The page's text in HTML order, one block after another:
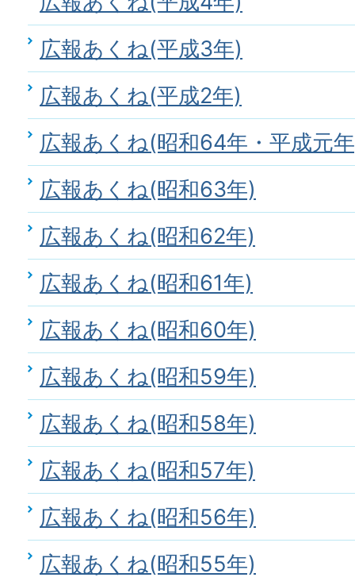
広報あくね(平成3年)
広報あくね(平成2年)
広報あくね(昭和64年・平成元
広報あくね(昭和63年)
広報あくね(昭和62年)
広報あくね(昭和61年)
広報あくね(昭和60年)
広報あくね(昭和59年)
広報あくね(昭和58年)
広報あくね(昭和57年)
広報あくね(昭和56年)
広報あくね(昭和55年)